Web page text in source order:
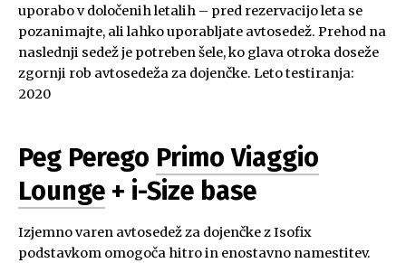
uporabo v določenih letalih – pred rezervacijo leta se
pozanimajte, ali lahko uporabljate avtosedež. Prehod na
naslednji sedež je potreben šele, ko glava otroka doseže
zgornji rob avtosedeža za dojenčke. Leto testiranja:
2020
Peg Perego Primo Viaggio
Lounge + i-Size base
Izjemno varen avtosedež za dojenčke z Isofix
podstavkom omogoča hitro in enostavno namestitev.